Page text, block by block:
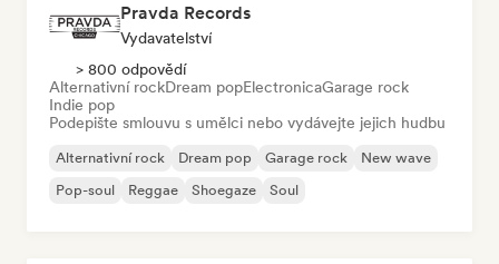
Pravda Records
Vydavatelství
> 800 odpovědí
Alternativní rockDream popElectronicaGarage rock
Indie pop
Podepište smlouvu s umělci nebo vydávejte jejich hudbu
Alternativní rock Dream pop Garage rock
New wave
Pop-soul
Reggae Shoegaze Soul